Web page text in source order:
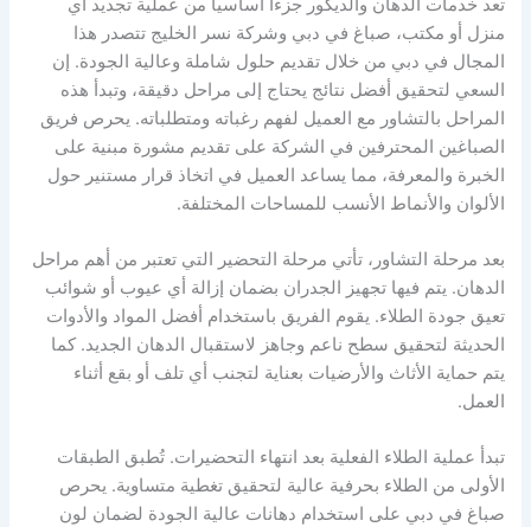
منزل أو مكتب، صباغ في دبي وشركة نسر الخليج تتصدر هذا
المجال في دبي من خلال تقديم حلول شاملة وعالية الجودة. إن
السعي لتحقيق أفضل نتائج يحتاج إلى مراحل دقيقة، وتبدأ هذه
المراحل بالتشاور مع العميل لفهم رغباته ومتطلباته. يحرص فريق
الصباغين المحترفين في الشركة على تقديم مشورة مبنية على
الخبرة والمعرفة، مما يساعد العميل في اتخاذ قرار مستنير حول
الألوان والأنماط الأنسب للمساحات المختلفة.
بعد مرحلة التشاور، تأتي مرحلة التحضير التي تعتبر من أهم مراحل
الدهان. يتم فيها تجهيز الجدران بضمان إزالة أي عيوب أو شوائب
تعيق جودة الطلاء. يقوم الفريق باستخدام أفضل المواد والأدوات
الحديثة لتحقيق سطح ناعم وجاهز لاستقبال الدهان الجديد. كما
يتم حماية الأثاث والأرضيات بعناية لتجنب أي تلف أو بقع أثناء
العمل.
تبدأ عملية الطلاء الفعلية بعد انتهاء التحضيرات. تُطبق الطبقات
الأولى من الطلاء بحرفية عالية لتحقيق تغطية متساوية. يحرص
صباغ في دبي على استخدام دهانات عالية الجودة لضمان لون